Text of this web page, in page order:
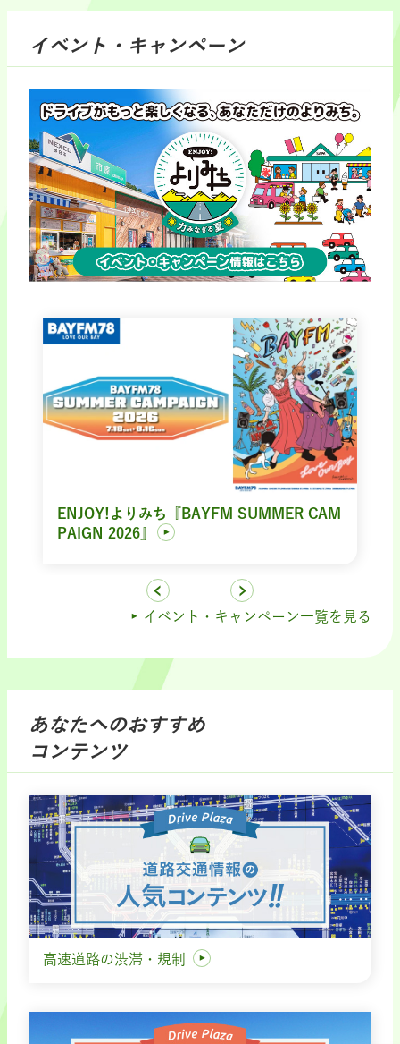
イベント・キャンペーン
ENJOY!よりみち『BAYFM SUMMER CAM
PAIGN 2026』
イベント・キャンペーン一覧を見る
あなたへのおすすめ
コンテンツ
高速道路の渋滞・規制